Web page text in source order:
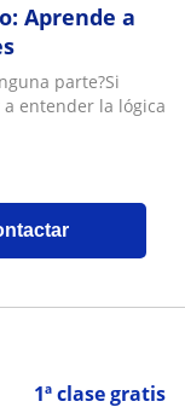
Aprende a
parte?Si
entender la lógica
1ª clase gratis